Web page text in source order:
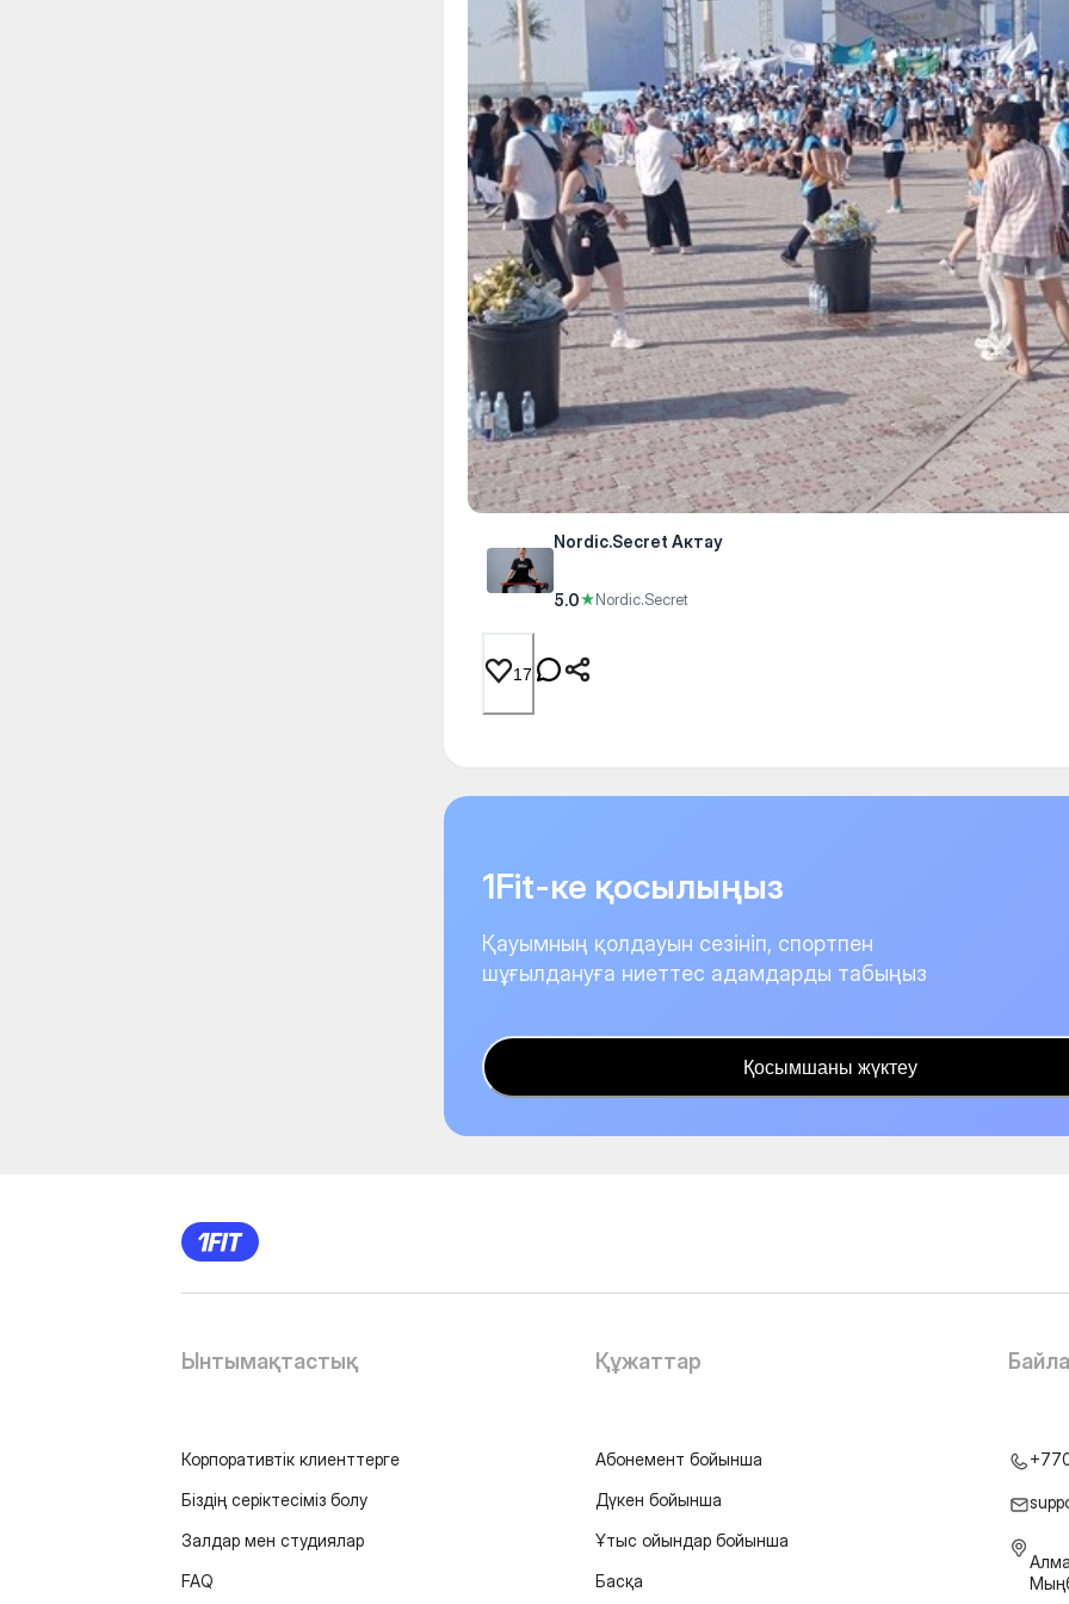
Nordic.Secret Актау
5.0★Nordic.Secret
17
1Fit-ке қосылыңыз
Қауымның қолдауын сезініп, спортпен
шұғылдануға ниеттес адамдарды табыңыз
Қосымшаны жүктеу
Ынтымақтастық
Корпоративтік клиенттерге
Біздің серіктесіміз болу
Залдар мен студиялар
FAQ
Құжаттар
Абонемент бойынша
Дүкен бойынша
Ұтыс ойындар бойынша
Басқа